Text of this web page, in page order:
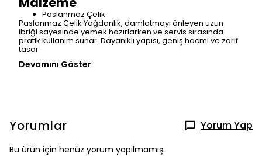
Paslanmaz Çelik
Paslanmaz Çelik Yağdanlık, damlatmayı önleyen uzun
ibriği sayesinde yemek hazırlarken ve servis sırasında
pratik kullanım sunar. Dayanıklı yapısı, geniş hacmi ve zarif
tasar
Devamını Göster
Yorumlar Yorum Yap
Bu ürün için henüz yorum yapılmamış.